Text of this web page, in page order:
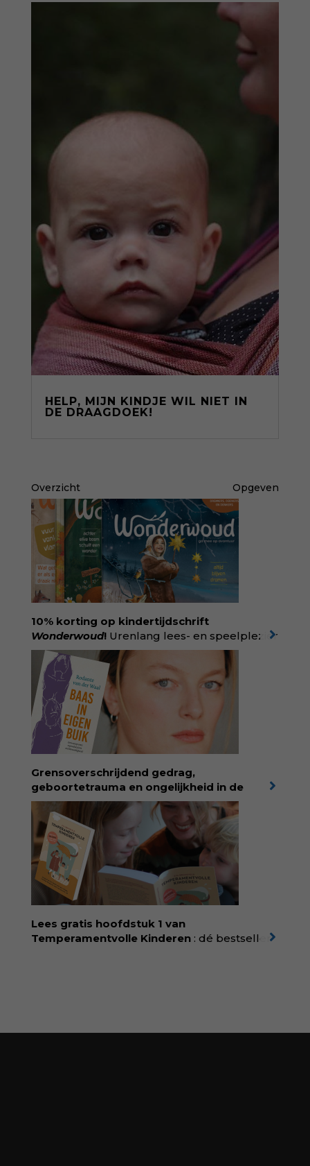
HELP, MIJN KINDJE WIL NIET IN
DE DRAAGDOEK!
Overzicht Opgeven
10% korting op kindertijdschrift
Wonderwoud! Urenlang lees- en speelplezier
voor dromers, doeners en denkers.
Wonderwoud is het ambachtelijk gemaakte
antwoord op alle snelle gooimaarweg-
boekjes en hapsnap-filmpjes. Het mooiste
kindertijdschrift van Nederland; met liefde en
kunde voor taal, beeld en tekeningen die
spat van elke pagina. Dat vóel je. Dat voelt je
kind. Abonneer via
wonderwoud.nl/abonneren**
korting met code:
KIIND10
Grensoverschrijdend gedrag,
geboortetrauma en ongelijkheid in de
geboortezorg:in Baas in eigen buik verbindt
filosoof en vroedvrouw Rodante van der Waal
persoonlijke ervaringen aan structureel
onrecht en introduceert ze reproductieve
rechtvaardigheid als een collectieve, radicale
praktijk van zorg. Voor iedereen die wil
begrijpen wat er speelt rond vruchtbaarheid
en geboorte. Koop het boek via
singeluitgeverijen.nl/nijgh-van-
ditmar/boek/baas-in-eigen-buik
Lees gratis hoofdstuk 1 van
Temperamentvolle Kinderen : dé bestseller